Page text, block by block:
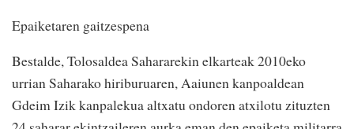
Epaiketaren gaitzespena
Bestalde, Tolosaldea Sahararekin elkarteak 2010eko
urrian Saharako hiriburuaren, Aaiunen kanpoaldean
Gdeim Izik kanpalekua altxatu ondoren atxilotu zituzten